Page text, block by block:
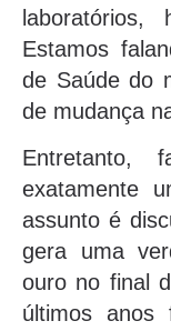
laboratórios,
Estamos
de Saúde do
de mudança
Entretanto,
exatamente
assunto é
gera uma
ouro no final
últimos anos